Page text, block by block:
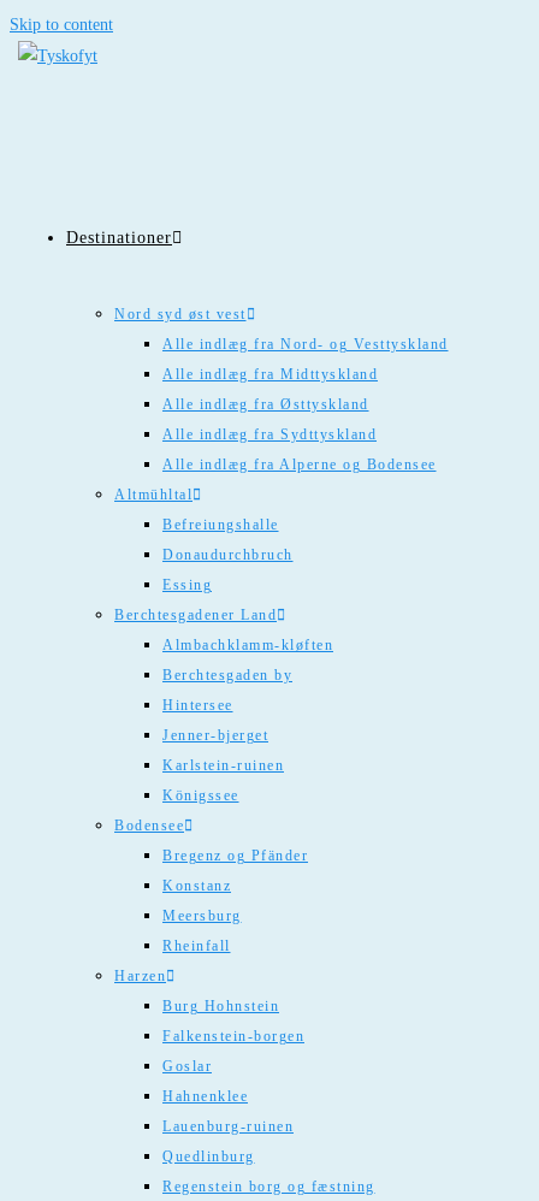
Skip to content
Destinationer
Nord syd øst vest
Alle indlæg fra Nord- og Vesttyskland
Alle indlæg fra Midttyskland
Alle indlæg fra Østtyskland
Alle indlæg fra Sydttyskland
Alle indlæg fra Alperne og Bodensee
Altmühltal
Befreiungshalle
Donaudurchbruch
Essing
Berchtesgadener Land
Almbachklamm-kløften
Berchtesgaden by
Hintersee
Jenner-bjerget
Karlstein-ruinen
Königssee
Bodensee
Bregenz og Pfänder
Konstanz
Meersburg
Rheinfall
Harzen
Burg Hohnstein
Falkenstein-borgen
Goslar
Hahnenklee
Lauenburg-ruinen
Quedlinburg
Regenstein borg og fæstning